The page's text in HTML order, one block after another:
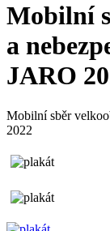
Mobilní
a
JARO
Mobilní sběr
2022